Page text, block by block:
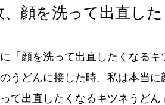
、顔を洗って出直し
「顔を洗って出直したくなるキ
うどんに接した時、私は本当に
って出直したくなるキツネうど